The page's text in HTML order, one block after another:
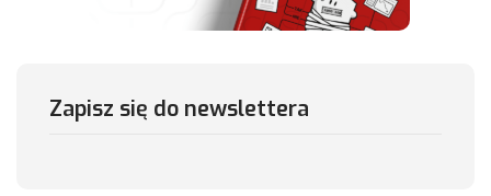
Zapisz się do newslettera